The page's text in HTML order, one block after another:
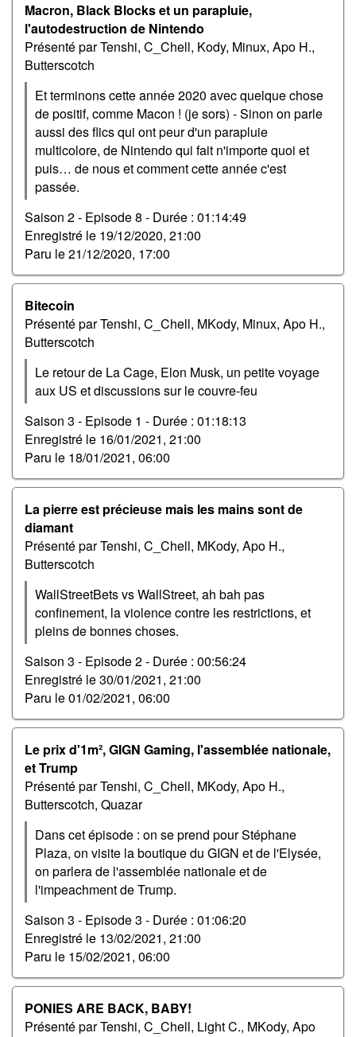
Macron, Black Blocks et un parapluie,
l'autodestruction de Nintendo
Présenté par Tenshi, C_Chell, Kody, Minux, Apo H.,
Butterscotch
Et terminons cette année 2020 avec quelque chose
de positif, comme Macon ! (je sors) - Sinon on parle
aussi des flics qui ont peur d'un parapluie
multicolore, de Nintendo qui fait n'importe quoi et
puis… de nous et comment cette année c'est
passée.
Saison 2 - Episode 8 - Durée : 01:14:49
Enregistré le 19/12/2020, 21:00
Paru le21/12/2020, 17:00
Bitecoin
Présenté par Tenshi, C_Chell, MKody, Minux, Apo H.,
Butterscotch
Le retour de La Cage, Elon Musk, un petite voyage
aux US et discussions sur le couvre-feu
Saison 3 - Episode 1 - Durée : 01:18:13
Enregistré le 16/01/2021, 21:00
Paru le 18/01/2021, 06:00
La pierre est précieuse mais les mains sont de
diamant
Présenté par Tenshi, C_Chell, MKody, Apo H.,
Butterscotch
WallStreetBets vs WallStreet, ah bah pas
confinement, la violence contre les restrictions, et
pleins de bonnes choses.
Saison 3 - Episode 2 - Durée : 00:56:24
Enregistré le30/01/2021, 21:00
Paru le01/02/2021, 06:00
Le prix d'1m², GIGN Gaming, l'assemblée nationale,
et Trump
Présenté par Tenshi, C_Chell, MKody, Apo H.,
Butterscotch, Quazar
Dans cet épisode : on se prend pour Stéphane
Plaza, on visite la boutique du GIGN et de l'Elysée,
on parlera de l'assemblée nationale et de
l'impeachment de Trump.
Saison 3 - Episode 3 - Durée : 01:06:20
Enregistré le 13/02/2021, 21:00
Paru le 15/02/2021, 06:00
PONIES ARE BACK, BABY!
Présenté par Tenshi, C_Chell, Light C., MKody, Apo